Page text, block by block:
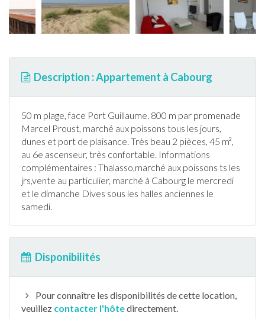
Description : Appartement à Cabourg
50 m plage, face Port Guillaume. 800 m par promenade
Marcel Proust, marché aux poissons tous les jours,
dunes et port de plaisance. Très beau 2 pièces, 45 m²,
au 6e ascenseur, très confortable. Informations
complémentaires : Thalasso,marché aux poissons ts les
jrs,vente au particulier, marché à Cabourg le mercredi
et le dimanche Dives sous les halles anciennes le
samedi.
Disponibilités
Pour connaître les disponibilités de cette location,
veuillez contacter l'hôtedirectement.